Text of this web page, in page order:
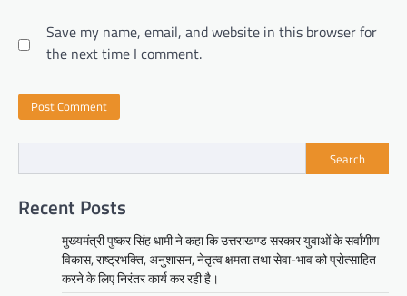
Save my name, email, and website in this browser for
the next time I comment.
Search
Recent Posts
मुख्यमंत्री पुष्कर सिंह धामी ने कहा कि उत्तराखण्ड सरकार युवाओं के सर्वांगीण
विकास, राष्ट्रभक्ति, अनुशासन, नेतृत्व क्षमता तथा सेवा-भाव को प्रोत्साहित
करने के लिए निरंतर कार्य कर रही है।